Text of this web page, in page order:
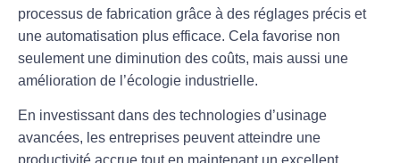
processus de fabrication grâce à des réglages précis et
une automatisation plus efficace. Cela favorise non
seulement une diminution des coûts, mais aussi une
amélioration de l’écologie industrielle.
En investissant dans des technologies d’usinage
avancées, les entreprises peuvent atteindre une